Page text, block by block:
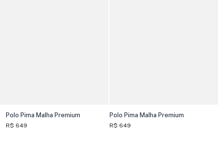
Polo Pima Malha Premium
R$ 649
Polo Pima Malha Premium
R$ 649